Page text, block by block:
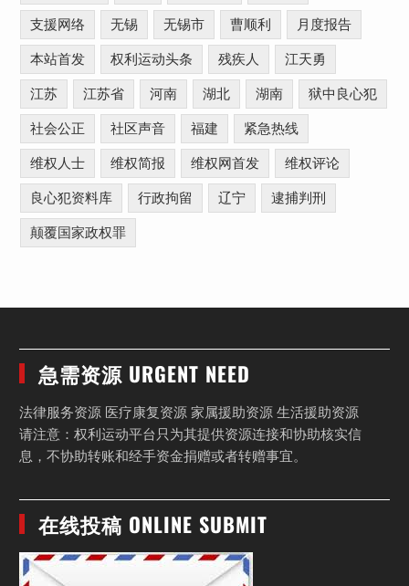
支援网络 无锡 无锡市 曹顺利 月度报告
本站首发 权利运动头条 残疾人 江天勇
江苏 江苏省 河南 湖北 湖南 狱中良心犯
社会公正 社区声音 福建 紧急热线
维权人士 维权简报 维权网首发 维权评论
良心犯资料库 行政拘留 辽宁 逮捕判刑
颠覆国家政权罪
急需资源 URGENT NEED
法律服务资源 医疗康复资源 家属援助资源 生活援助资源
请注意：权利运动平台只为其提供资源连接和协助核实信
息，不协助转账和经手资金捐赠或者转赠事宜。
在线投稿 ONLINE SUBMIT